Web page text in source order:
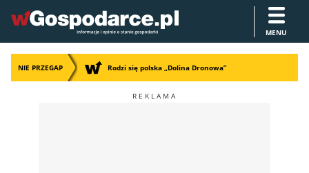
MENU
NIE PRZEGAP Rodzi się polska „Dolina Dronowa”